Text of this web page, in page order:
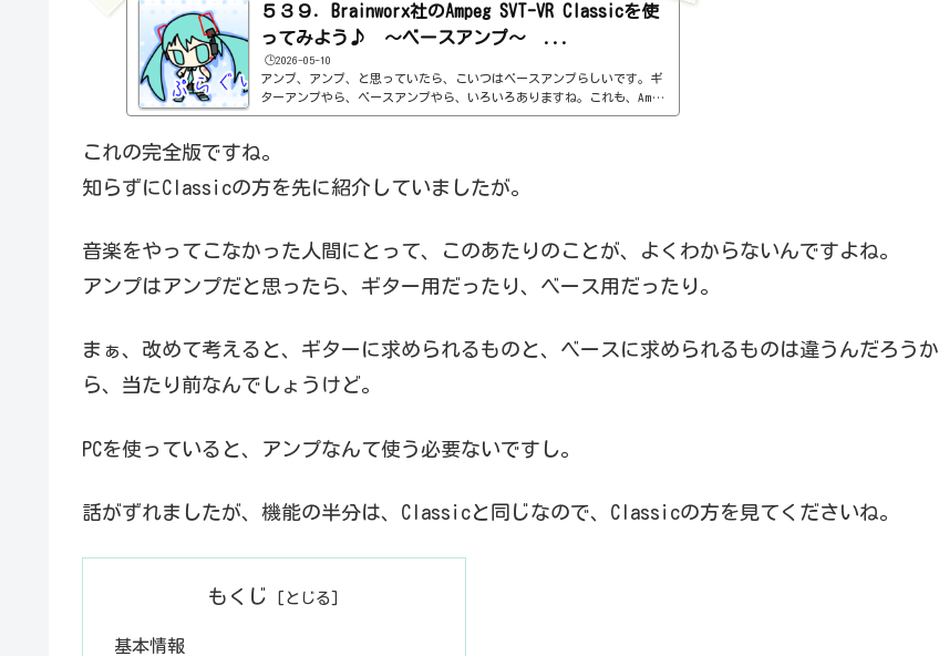
５３９．Brainworx社のAmpeg SVT-VR Classicを使
ってみよう♪ ～ベースアンプ～ ...
🕒️2026-05-10
アンプ、アンプ、と思っていたら、こいつはベースアンプらしいです。ギ
ターアンプやら、ベースアンプやら、いろいろありますね。これも、Ampe
gのSVT-VRという実機があるらしいですね。ボクもは正確にはわからない
です。基本情報ダウンロードはこちら。https://www.plugin-alliance.
n Alliance Installation Managerというソフトからインストール見た
これの完全版ですね。
知らずにClassicの方を先に紹介していましたが。
音楽をやってこなかった人間にとって、このあたりのことが、よくわからないんですよね。
アンプはアンプだと思ったら、ギター用だったり、ベース用だったり。
まぁ、改めて考えると、ギターに求められるものと、ベースに求められるものは違うんだろうか
ら、当たり前なんでしょうけど。
PCを使っていると、アンプなんて使う必要ないですし。
話がずれましたが、機能の半分は、Classicと同じなので、Classicの方を見てくださいね。
もくじ
基本情報